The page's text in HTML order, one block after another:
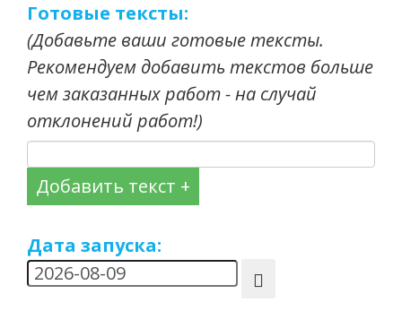
Готовые тексты:
(Добавьте ваши готовые тексты.
Рекомендуем добавить текстов больше
чем заказанных работ - на случай
отклонений работ!)
Добавить текст +
Дата запуска: